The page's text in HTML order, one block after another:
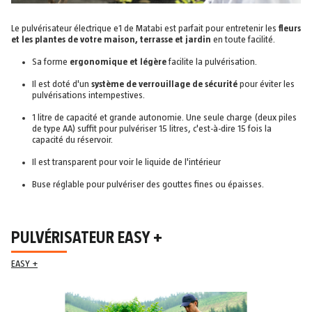
Le pulvérisateur électrique e1 de Matabi est parfait pour entretenir les fleurs
et les plantes de votre maison, terrasse et jardin en toute facilité.
Sa forme ergonomique et légèrefacilite la pulvérisation.
Il est doté d'un système de verrouillage de sécurité pour éviter les
pulvérisations intempestives.
1 litre de capacité et grande autonomie. Une seule charge (deux piles
de type AA) suffit pour pulvériser 15 litres, c'est-à-dire 15 fois la
capacité du réservoir.
Il est transparent pour voir le liquide de l'intérieur
Buse réglable pour pulvériser des gouttes fines ou épaisses.
PULVÉRISATEUR EASY +
EASY +